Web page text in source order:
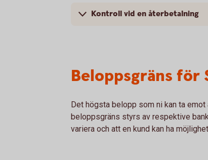
Kontroll vid en återbetalning
Beloppsgräns för
Det högsta belopp som ni kan ta
beloppsgräns styrs av respektive
variera och att en kund kan ha